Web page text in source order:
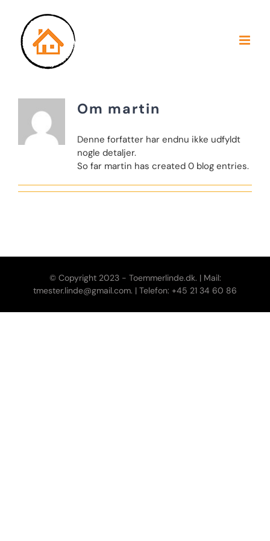
content
Om martin
Denne forfatter har endnu ikke udfyldt
nogle detaljer.
So far martin has created 0 blog entries.
© Copyright 2023 - Toemmerlinde.dk. | Mail:
tmester.linde@gmail.com. | Telefon: +45 21 34 60 86